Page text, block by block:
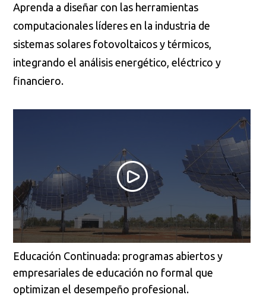
Aprenda a diseñar con las herramientas
computacionales líderes en la industria de
sistemas solares fotovoltaicos y térmicos,
integrando el análisis energético, eléctrico y
financiero.
Educación Continuada: programas abiertos y
empresariales de educación no formal que
optimizan el desempeño profesional.